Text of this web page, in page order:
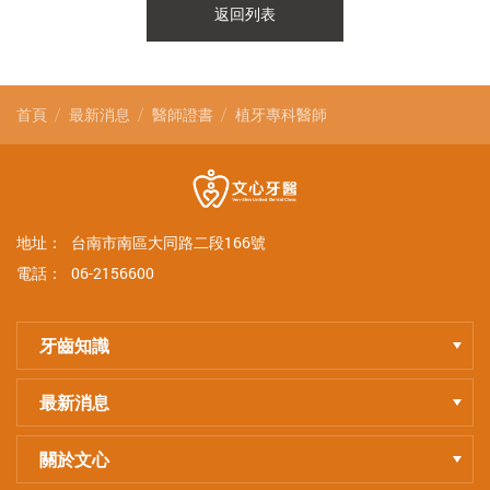
返回列表
首頁 最新消息 醫師證書 植牙專科醫師
地址：
台南市南區大同路二段166號
電話：
06-2156600
牙齒知識
最新消息
關於文心